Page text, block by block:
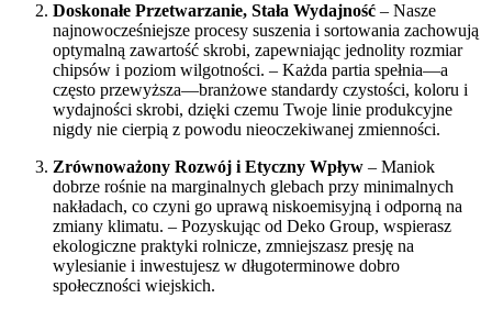
Doskonałe Przetwarzanie, Stała Wydajność – Nasze
najnowocześniejsze procesy suszenia i sortowania zachowują
optymalną zawartość skrobi, zapewniając jednolity rozmiar
chipsów i poziom wilgotności. – Każda partia spełnia—a
często przewyższa—branżowe standardy czystości, koloru i
wydajności skrobi, dzięki czemu Twoje linie produkcyjne
nigdy nie cierpią z powodu nieoczekiwanej zmienności.
Zrównoważony Rozwój i Etyczny Wpływ – Maniok
dobrze rośnie na marginalnych glebach przy minimalnych
nakładach, co czyni go uprawą niskoemisyjną i odporną na
zmiany klimatu. – Pozyskując od Deko Group, wspierasz
ekologiczne praktyki rolnicze, zmniejszasz presję na
wylesianie i inwestujesz w długoterminowe dobro
społeczności wiejskich.